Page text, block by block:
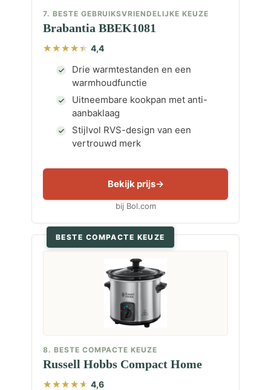
7. BESTE GEBRUIKSVRIENDELIJKE KEUZE
Brabantia BBEK1081
4,4
Drie warmtestanden en een
warmhoudfunctie
Uitneembare kookpan met anti-
aanbaklaag
Stijlvol RVS-design van een
vertrouwd merk
Bekijk prijs
bij Bol.com
BESTE COMPACTE KEUZE
8. BESTE COMPACTE KEUZE
Russell Hobbs Compact Home
4,6